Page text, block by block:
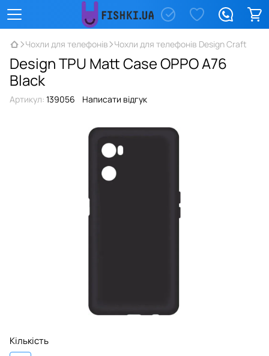
Чохли для телефонів Чохли для телефонів Design Craft
Design TPU Matt Case OPPO A76
Black
Артикул: 139056 Написати відгук
Кількість